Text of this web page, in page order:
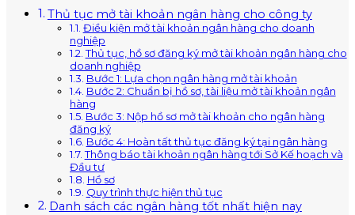
Thủ tục mở tài khoản ngân hàng cho công ty
Điều kiện mở tài khoản ngân hàng cho doanh
nghiệp
Thủ tục, hồ sơ đăng ký mở tài khoản ngân hàng cho
doanh nghiệp
Bước 1: Lựa chọn ngân hàng mở tài khoản
Bước 2: Chuẩn bị hồ sơ, tài liệu mở tài khoản ngân
hàng
Bước 3: Nộp hồ sơ mở tài khoản cho ngân hàng
đăng ký
Bước 4: Hoàn tất thủ tục đăng ký tại ngân hàng
Thông báo tài khoản ngân hàng tới Sở Kế hoạch và
Đầu tư
Hồ sơ
Quy trình thực hiện thủ tục
Danh sách các ngân hàng tốt nhất hiện nay